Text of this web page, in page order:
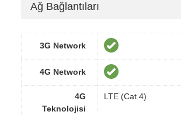
Ağ Bağlantıları
3G Network
4G Network
4G
Teknolojisi
LTE (Cat.4)